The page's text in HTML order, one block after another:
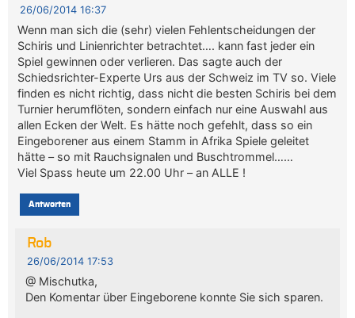
26/06/2014 16:37
Wenn man sich die (sehr) vielen Fehlentscheidungen der
Schiris und Linienrichter betrachtet…. kann fast jeder ein
Spiel gewinnen oder verlieren. Das sagte auch der
Schiedsrichter-Experte Urs aus der Schweiz im TV so. Viele
finden es nicht richtig, dass nicht die besten Schiris bei dem
Turnier herumflöten, sondern einfach nur eine Auswahl aus
allen Ecken der Welt. Es hätte noch gefehlt, dass so ein
Eingeborener aus einem Stamm in Afrika Spiele geleitet
hätte – so mit Rauchsignalen und Buschtrommel……
Viel Spass heute um 22.00 Uhr – an ALLE !
Antworten
Rob
26/06/2014 17:53
@ Mischutka,
Den Komentar über Eingeborene konnte Sie sich sparen.